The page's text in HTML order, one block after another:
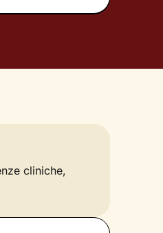
cliniche,